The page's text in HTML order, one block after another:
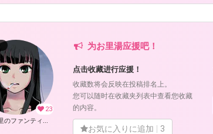
23
河内愛里のファンティア (お里湯)
为お里湯应援吧！
点击收藏进行应援！
收藏数将会反映在投稿排名上。
您可以随时在收藏夹列表中查看您收藏
的内容。
お気に入りに追加 3